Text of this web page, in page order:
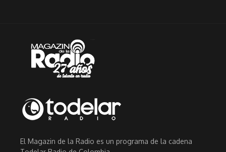
El Magazin de la Radio es un programa de la cadena